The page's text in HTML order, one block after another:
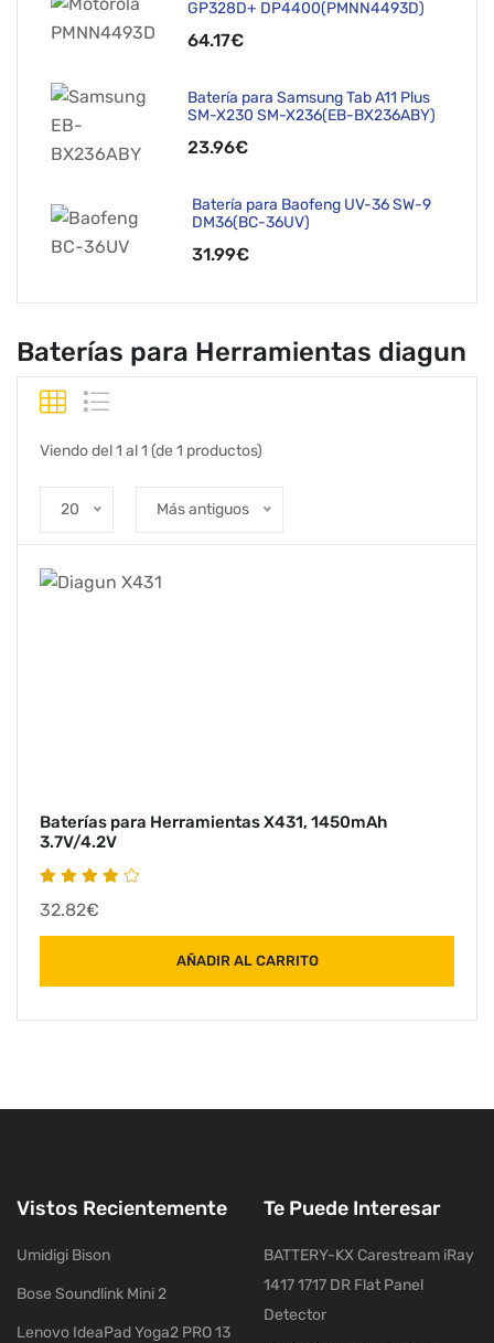
GP328D+ DP4400(PMNN4493D)
64.17€
Batería para Samsung Tab A11 Plus
SM-X230 SM-X236(EB-BX236ABY)
23.96€
Batería para Baofeng UV-36 SW-9
DM36(BC-36UV)
31.99€
Baterías para Herramientas diagun
Viendo del 1 al 1 (de 1 productos)
20 Más antiguos
Baterías para Herramientas X431, 1450mAh
3.7V/4.2V
32.82€
AÑADIR AL CARRITO
Vistos Recientemente
Umidigi Bison
Bose Soundlink Mini 2
Lenovo IdeaPad Yoga2 PRO 13
Te Puede Interesar
BATTERY-KX Carestream iRay
1417 1717 DR Flat Panel
Detector